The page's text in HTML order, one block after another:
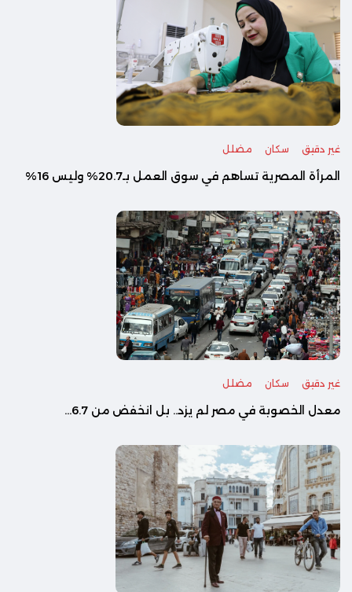
غير دقيق سكان مضلل
المرأة المصرية تساهم في سوق العمل بـ20.7% وليس 16%
غير دقيق سكان مضلل
معدل الخصوبة في مصر لم يزد.. بل انخفض من 6.7...